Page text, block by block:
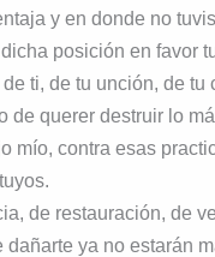
y en donde no
posición en favor
ti, de tu unción, de
de querer destruir lo
mío, contra esas
de restauración, de
ya no estarán